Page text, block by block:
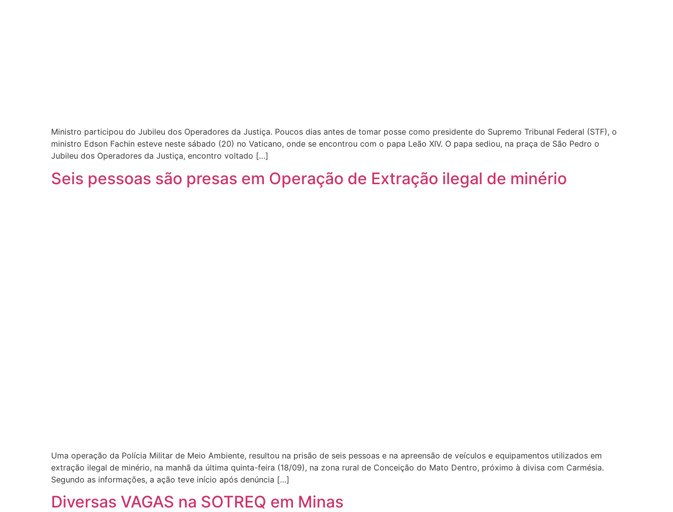
Ministro participou do Jubileu dos Operadores da Justiça. Poucos dias antes de tomar posse como presidente do Supremo Tribunal Federal (STF), o
ministro Edson Fachin esteve neste sábado (20) no Vaticano, onde se encontrou com o papa Leão XIV. O papa sediou, na praça de São Pedro o
Jubileu dos Operadores da Justiça, encontro voltado […]
Seis pessoas são presas em Operação de Extração ilegal de minério
Uma operação da Polícia Militar de Meio Ambiente, resultou na prisão de seis pessoas e na apreensão de veículos e equipamentos utilizados em
extração ilegal de minério, na manhã da última quinta-feira (18/09), na zona rural de Conceição do Mato Dentro, próximo à divisa com Carmésia.
Segundo as informações, a ação teve início após denúncia […]
Diversas VAGAS na SOTREQ em Minas